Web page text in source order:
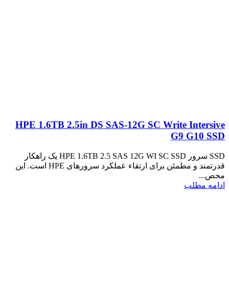
HPE 1.6TB 2.5in DS SAS-12G SC Write Intersive
G9 G10 SSD
SSD سرور HPE 1.6TB 2.5 SAS 12G WI SC SSD یک راهکار
قدرتمند و مطمئن برای ارتقاء عملکرد سرورهای HPE است. این
محص...
ادامه مطلب